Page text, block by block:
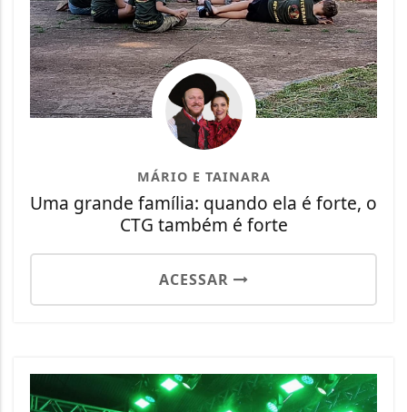
MÁRIO E TAINARA
Uma grande família: quando ela é forte, o
CTG também é forte
ACESSAR